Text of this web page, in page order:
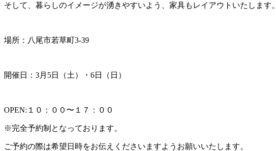
そして、暮らしのイメージが湧きやすいよう、家具もレイアウトいたします。
場所：八尾市若草町3-39
開催日：3月5日（土）・6日（日）
OPEN:１０：００〜１７：００
※完全予約制となっております。
ご予約の際は希望日時をお伝えくださいますようお願いいたします。